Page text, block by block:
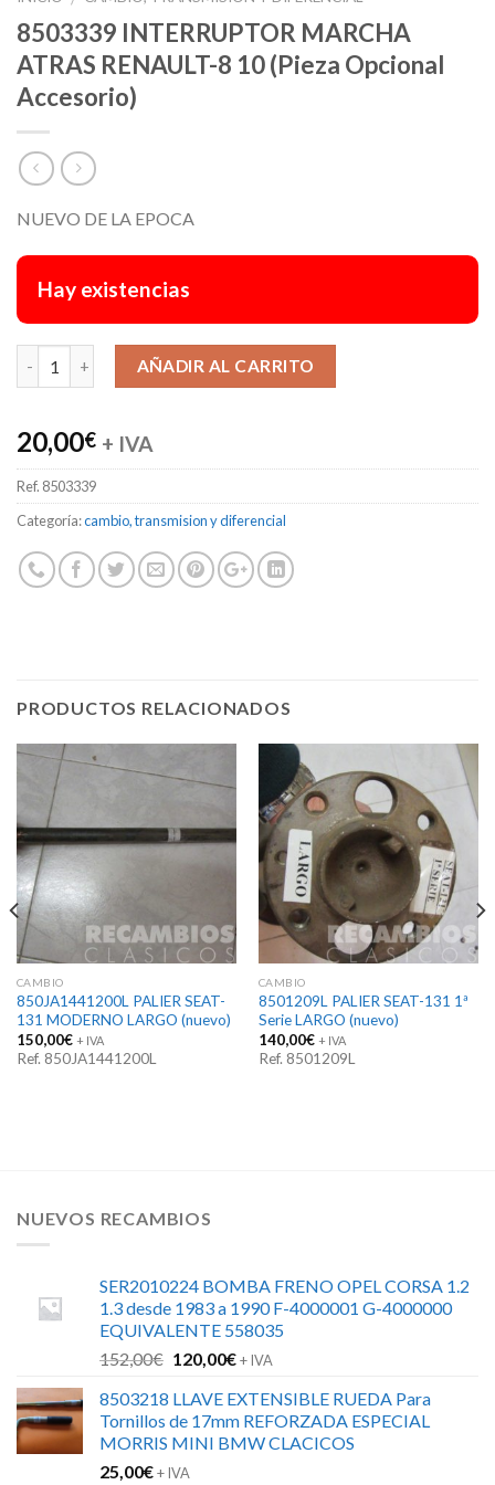
8503339 INTERRUPTOR MARCHA
ATRAS RENAULT-8 10 (Pieza Opcional
Accesorio)
NUEVO DE LA EPOCA
Hay existencias
AÑADIR AL CARRITO
20,00€ + IVA
Ref. 8503339
Categoría:cambio, transmision y diferencial
PRODUCTOS RELACIONADOS
CAMBIO
850JA1441200L PALIER SEAT-
131 MODERNO LARGO (nuevo)
150,00€ + IVA
Ref. 850JA1441200L
CAMBIO
8501209L PALIER SEAT-131 1ª
Serie LARGO (nuevo)
140,00€ + IVA
Ref. 8501209L
NUEVOS RECAMBIOS
SER2010224 BOMBA FRENO OPEL CORSA 1.2
1.3 desde 1983 a 1990 F-4000001 G-4000000
EQUIVALENTE 558035
152,00€ El
original
era:
152,00€.
120,00€El
actual
es:
120,00€.
+ IVA
8503218 LLAVE EXTENSIBLE RUEDA Para
Tornillos de 17mm REFORZADA ESPECIAL
MORRIS MINI BMW CLACICOS
25,00€+ IVA